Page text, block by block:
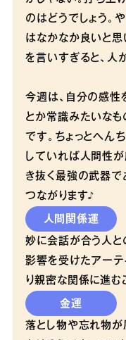
のはどうでしょう。
はなかなか良いと思
を言いすぎると、人
今週は、自分の感性
とか常識みたいな
です。ちょっとへん
していれば人間性が
き抜く最強の武器で
つながります♪
人間関係運
妙に会話が合う人と
影響を受けたアーテ
り親密な関係に進
金運
落とし物や忘れ物が